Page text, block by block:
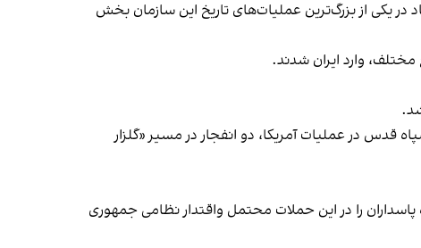
نخست‌وزیر اسرائیل نیز به آن اشاره کرده بود، در ۱۱ بهمن سال ۱۳۹۶، ماموران موساد در یکی از بزرگ‌ترین عملیات‌های تاریخ این سازمان بخش
وارد ایران شدند.
قدس در عملیات آمریکا، دو انفجار در مسیر «گلزار
را در این حملات محتمل واقتدار نظامی جمهوری